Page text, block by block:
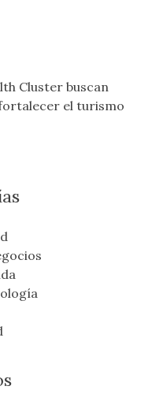
Cluster buscan
el turismo